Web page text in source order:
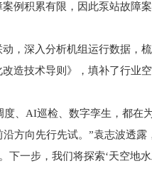
例积累有限，因此泵站故障
，深入分析机组运行数据，
造技术导则》，填补了行业
、AI巡检、数字孪生，都在
方向先行先试。”袁志波透露
一步，我们将探索‘天空地